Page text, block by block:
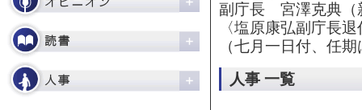
副庁長 宮澤克典（
〈塩原康弘副庁長
（七月一日付、任
人事 一覧